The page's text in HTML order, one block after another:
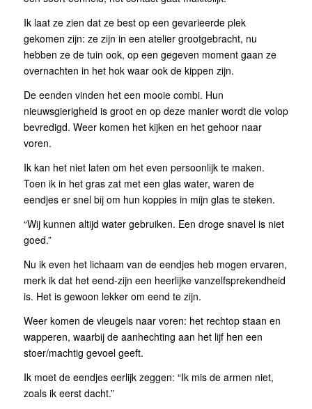
Ik laat ze zien dat ze best op een gevarieerde plek
gekomen zijn: ze zijn in een atelier grootgebracht, nu
hebben ze de tuin ook, op een gegeven moment gaan ze
overnachten in het hok waar ook de kippen zijn.
De eenden vinden het een mooie combi. Hun
nieuwsgierigheid is groot en op deze manier wordt die volop
bevredigd. Weer komen het kijken en het gehoor naar
voren.
Ik kan het niet laten om het even persoonlijk te maken.
Toen ik in het gras zat met een glas water, waren de
eendjes er snel bij om hun koppies in mijn glas te steken.
“Wij kunnen altijd water gebruiken. Een droge snavel is niet
goed.”
Nu ik even het lichaam van de eendjes heb mogen ervaren,
merk ik dat het eend-zijn een heerlijke vanzelfsprekendheid
is. Het is gewoon lekker om eend te zijn.
Weer komen de vleugels naar voren: het rechtop staan en
wapperen, waarbij de aanhechting aan het lijf hen een
stoer/machtig gevoel geeft.
Ik moet de eendjes eerlijk zeggen: “Ik mis de armen niet,
zoals ik eerst dacht.”